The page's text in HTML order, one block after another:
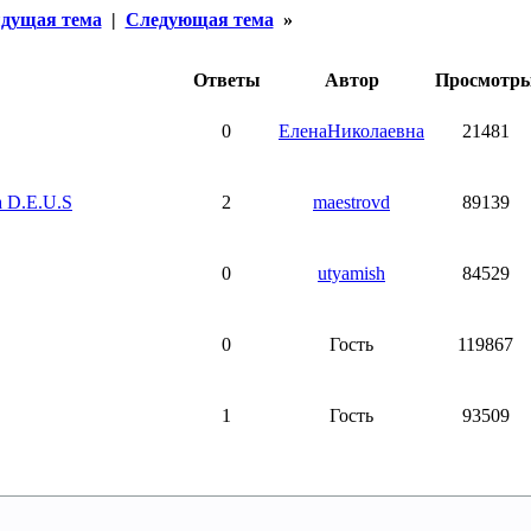
тема | Следующая тема »
Ответы Автор
0 ЕленаНиколаевна 21481
D.E.U.S 2 maestrovd 89139
0 utyamish 84529
0 Гость 119867
1 Гость 93509